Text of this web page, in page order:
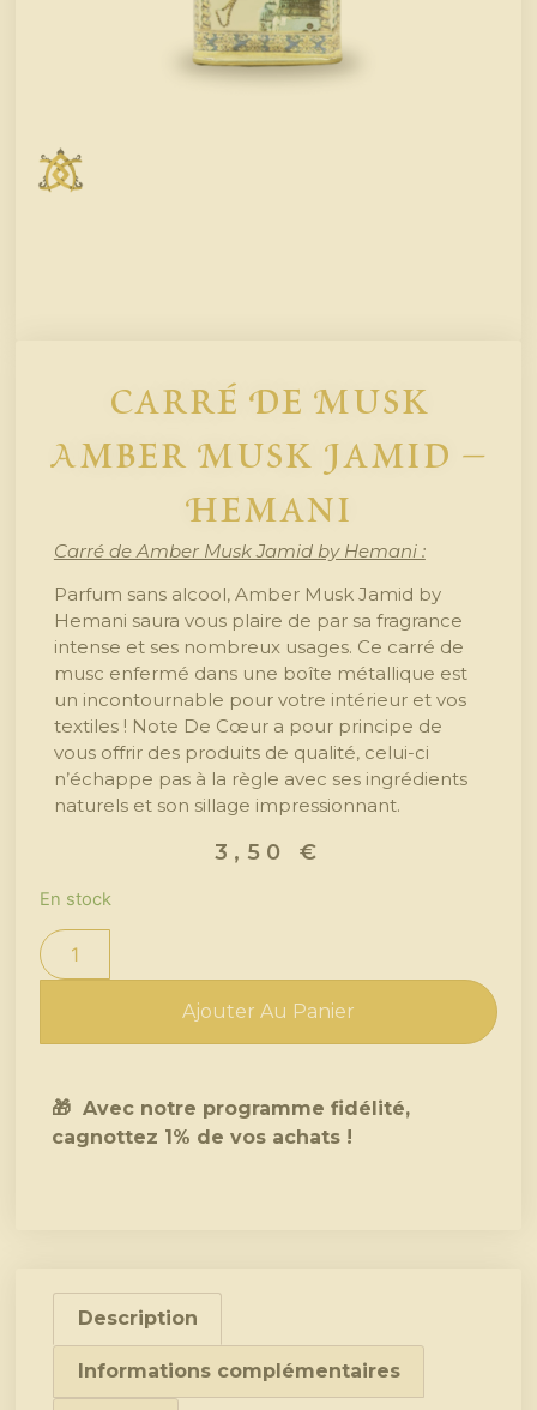
Carré De Musk
Amber Musk Jamid –
Hemani
Carré de Amber Musk Jamid by Hemani :
Parfum sans alcool, Amber Musk Jamid by
Hemani saura vous plaire de par sa fragrance
intense et ses nombreux usages. Ce carré de
musc enfermé dans une boîte métallique est
un incontournable pour votre intérieur et vos
textiles ! Note De Cœur a pour principe de
vous offrir des produits de qualité, celui-ci
n’échappe pas à la règle avec ses ingrédients
naturels et son sillage impressionnant.
3,50 €
En stock
Ajouter Au Panier
🎁 Avec notre programme fidélité,
cagnottez 1% de vos achats !
Description
Informations complémentaires